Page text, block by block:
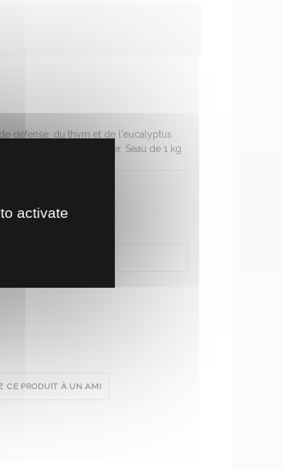
défense, du thym et de l'eucalyptus
Idéal pendant l'hiver. Seau de 1 kg.
CE PRODUIT À UN AMI
activate